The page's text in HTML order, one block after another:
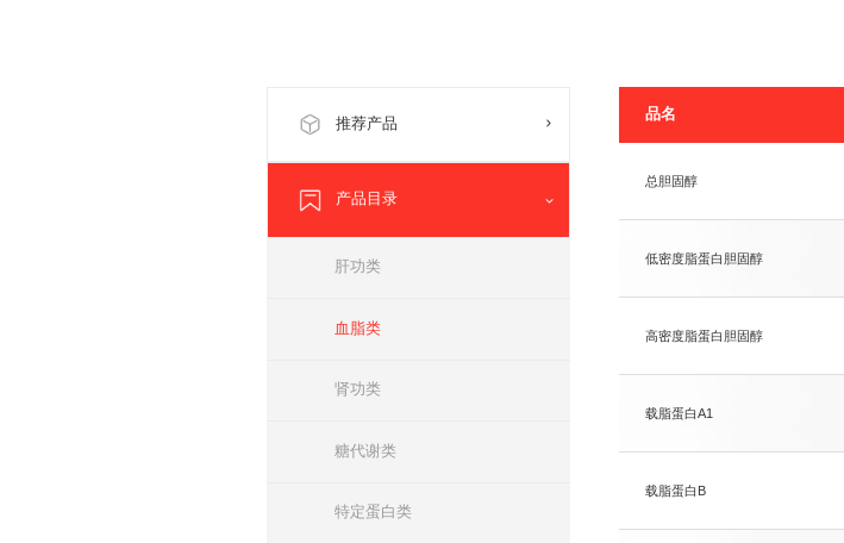
推荐产品
产品目录
肝功类
血脂类
肾功类
糖代谢类
特定蛋白类
品名
总胆固醇
低密度脂蛋白胆固醇
高密度脂蛋白胆固醇
载脂蛋白A1
载脂蛋白B